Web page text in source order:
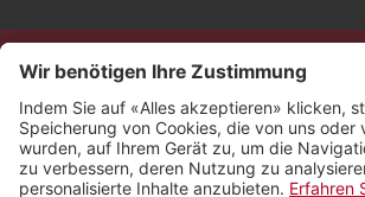
Kontakt
Impressum
Rechtliches